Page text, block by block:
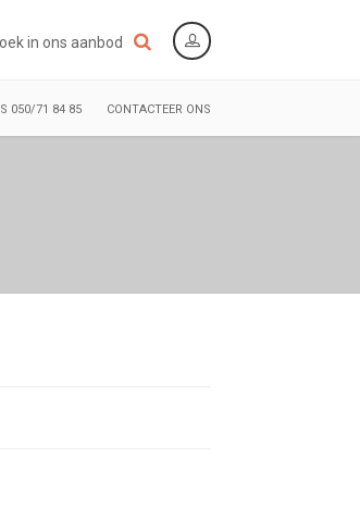
in ons aanbod
050/71 84 85 CONTACTEER ONS